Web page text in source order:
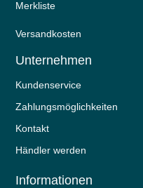
Merkliste
Versandkosten
Unternehmen
Kundenservice
Zahlungsmöglichkeiten
Kontakt
Händler werden
Informationen